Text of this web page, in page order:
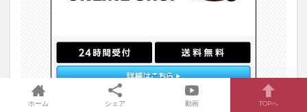
PR)SoftBankオンラインショップ
ホーム シェア 動画 TOPへ